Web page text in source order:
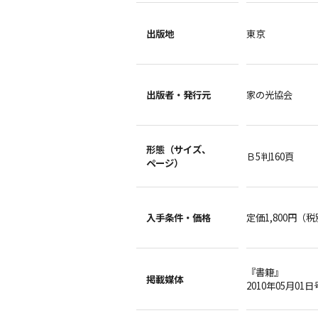
出版地 東京
出版者・ 発行元 家の光協会
形態（サイズ、
ページ）
Ｂ5判160頁
入手条件・ 価格 定価1,800円（税
掲載媒体
『書籍』
2010年05月01日